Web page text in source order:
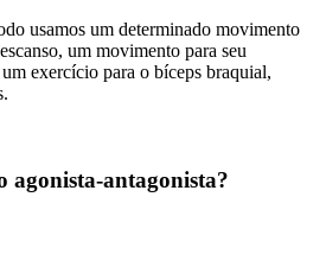
usamos um determinado movimento
um movimento para seu
exercício para o bíceps braquial,
agonista-antagonista?